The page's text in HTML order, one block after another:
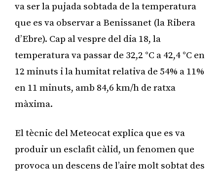
va ser la pujada sobtada de la temperatura
que es va observar a Benissanet (la Ribera
d’Ebre). Cap al vespre del dia 18, la
temperatura va passar de 32,2 °C a 42,4 °C en
12 minuts i la humitat relativa de 54% a 11%
en 11 minuts, amb 84,6 km/h de ratxa
màxima.
El tècnic del Meteocat explica que es va
produir un esclafit càlid, un fenomen que
provoca un descens de l’aire molt sobtat des